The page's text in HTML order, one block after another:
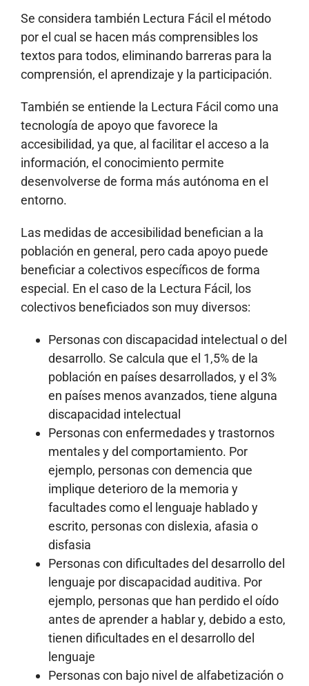
Se considera también Lectura Fácil el método
por el cual se hacen más comprensibles los
textos para todos, eliminando barreras para la
comprensión, el aprendizaje y la participación.
También se entiende la Lectura Fácil como una
tecnología de apoyo que favorece la
accesibilidad, ya que, al facilitar el acceso a la
información, el conocimiento permite
desenvolverse de forma más autónoma en el
entorno.
Las medidas de accesibilidad benefician a la
población en general, pero cada apoyo puede
beneficiar a colectivos específicos de forma
especial. En el caso de la Lectura Fácil, los
colectivos beneficiados son muy diversos:
Personas con discapacidad intelectual o del
desarrollo. Se calcula que el 1,5% de la
población en países desarrollados, y el 3%
en países menos avanzados, tiene alguna
discapacidad intelectual
Personas con enfermedades y trastornos
mentales y del comportamiento. Por
ejemplo, personas con demencia que
implique deterioro de la memoria y
facultades como el lenguaje hablado y
escrito, personas con dislexia, afasia o
disfasia
Personas con dificultades del desarrollo del
lenguaje por discapacidad auditiva. Por
ejemplo, personas que han perdido el oído
antes de aprender a hablar y, debido a esto,
tienen dificultades en el desarrollo del
lenguaje
Personas con bajo nivel de alfabetización o